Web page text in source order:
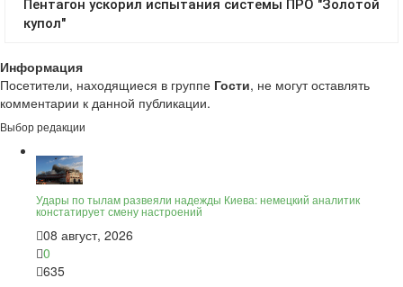
Информация
Посетители, находящиеся в группе Гости, не могут оставлять
комментарии к данной публикации.
Выбор редакции
Удары по тылам развеяли надежды Киева: немецкий аналитик
констатирует смену настроений
08 август, 2026
0
635